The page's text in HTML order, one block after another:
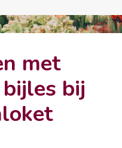
met
bij